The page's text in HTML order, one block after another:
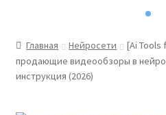
Главная Нейросети
[Ai Tools
продающие видеообзоры в
инструкция (2026)